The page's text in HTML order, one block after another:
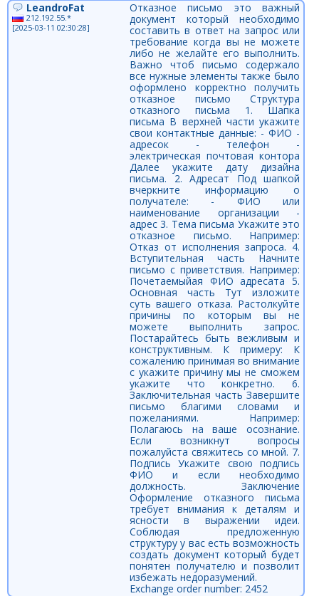
LeandroFat
212.192.55.*
[2025-03-11 02:30:28]
Отказное письмо это важный
документ который необходимо
составить в ответ на запрос или
требование когда вы не можете
либо не желайте его выполнить.
Важно чтоб письмо содержало
все нужные элементы также было
оформлено корректно получить
отказное письмо Структура
отказного письма 1. Шапка
письма В верхней части укажите
свои контактные данные: - ФИО -
адресок - телефон -
электрическая почтовая контора
Далее укажите дату дизайна
письма. 2. Адресат Под шапкой
вчеркните информацию о
получателе: - ФИО или
наименование организации -
адрес 3. Тема письма Укажите это
отказное письмо. Например:
Отказ от исполнения запроса. 4.
Вступительная часть Начните
письмо с приветствия. Например:
Почетаемыйая ФИО адресата 5.
Основная часть Тут изложите
суть вашего отказа. Растолкуйте
причины по которым вы не
можете выполнить запрос.
Постарайтесь быть вежливым и
конструктивным. К примеру: К
сожалению принимая во внимание
с укажите причину мы не сможем
укажите что конкретно. 6.
Заключительная часть Завершите
письмо благими словами и
пожеланиями. Например:
Полагаюсь на ваше осознание.
Если возникнут вопросы
пожалуйста свяжитесь со мной. 7.
Подпись Укажите свою подпись
ФИО и если необходимо
должность. Заключение
Оформление отказного письма
требует внимания к деталям и
ясности в выражении идеи.
Соблюдая предложенную
структуру у вас есть возможность
создать документ который будет
понятен получателю и позволит
избежать недоразумений.
Exchange order number: 2452